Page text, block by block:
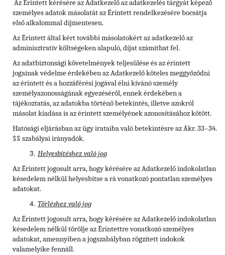
Az Érintett kérésére az Adatkezelő az adatkezelés tárgyát képező
személyes adatok másolatát az Érintett rendelkezésére bocsátja
első alkalommal díjmentesen.
Az Érintett által kért további másolatokért az adatkezelő az
adminisztratív költségeken alapuló, díjat számíthat fel.
Az adatbiztonsági követelmények teljesülése és az érintett
jogainak védelme érdekében az Adatkezelő köteles meggyőződni
az érintett és a hozzáférési jogával élni kívánó személy
személyazonosságának egyezéséről, ennek érdekében a
tájékoztatás, az adatokba történő betekintés, illetve azokról
másolat kiadása is az érintett személyének azonosításához kötött.
Hatósági eljárásban az ügy irataiba való betekintésre az Ákr. 33–34.
§§ szabályai irányadók.
Helyesbítéshez való jog
Az Érintett jogosult arra, hogy kérésére az Adatkezelő indokolatlan
késedelem nélkül helyesbítse a rá vonatkozó pontatlan személyes
adatokat.
Törléshez való jog
Az Érintettjogosult arra, hogy kérésére az Adatkezelő indokolatlan
késedelem nélkül törölje az Érintettre vonatkozó személyes
adatokat, amennyiben a jogszabályban rögzített indokok
valamelyike fennáll.